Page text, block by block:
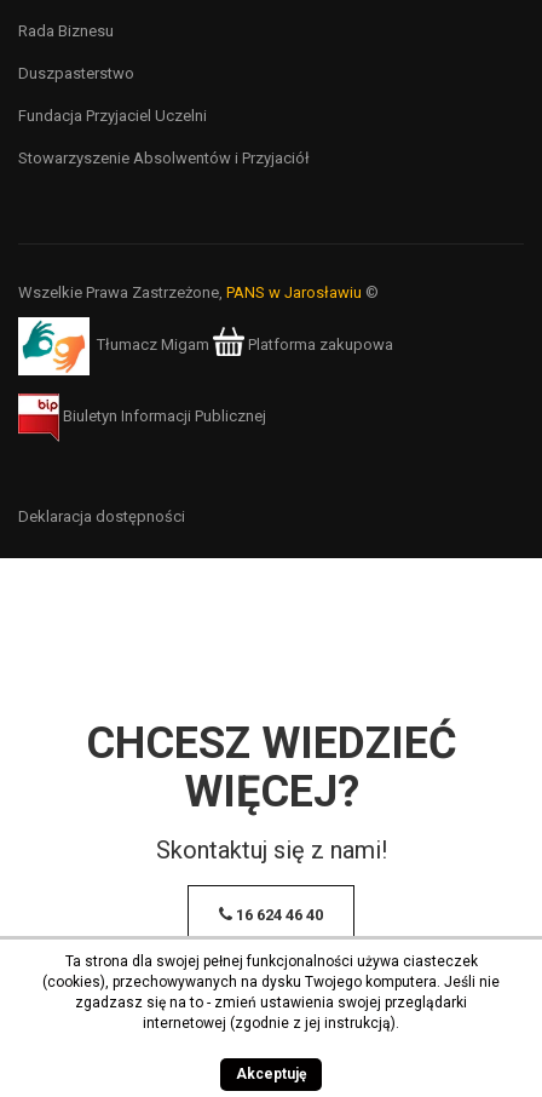
Rada Biznesu
Duszpasterstwo
Fundacja Przyjaciel Uczelni
Stowarzyszenie Absolwentów i Przyjaciół
Wszelkie Prawa Zastrzeżone, PANS w Jarosławiu ©
Tłumacz Migam Platforma zakupowa
Biuletyn Informacji Publicznej
Deklaracja dostępności
CHCESZ WIEDZIEĆ
WIĘCEJ?
Skontaktuj się z nami!
16 624 46 40
Ta strona dla swojej pełnej funkcjonalności używa ciasteczek
(cookies), przechowywanych na dysku Twojego komputera. Jeśli nie
zgadzasz się na to - zmień ustawienia swojej przeglądarki
internetowej (zgodnie z jej instrukcją).
Akceptuję